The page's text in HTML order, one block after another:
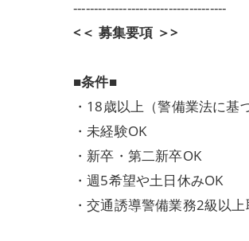
-------------------------------------
<＜ 募集要項 ＞>
■条件■
・18歳以上（警備業法に基
・未経験OK
・新卒・第二新卒OK
・週5希望や土日休みOK
・交通誘導警備業務2級以